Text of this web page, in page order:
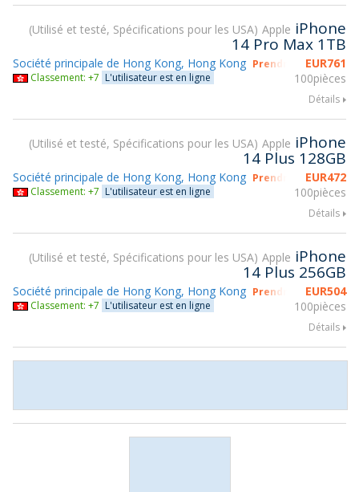
Utilisé et testé, Spécifications pour les USA Apple iPhone
14 Pro Max 1TB
EUR761
100pièces
Société principale de Hong Kong, Hong Kong Prendre part à gsmX
Classement: +7 L'utilisateur est en ligne
Détails
Utilisé et testé, Spécifications pour les USA Apple iPhone
14 Plus 128GB
EUR472
100pièces
Société principale de Hong Kong, Hong Kong Prendre part à gsmX
Classement: +7 L'utilisateur est en ligne
Détails
Utilisé et testé, Spécifications pour les USA Apple iPhone
14 Plus 256GB
EUR504
100pièces
Société principale de Hong Kong, Hong Kong Prendre part à gsmX
Classement: +7 L'utilisateur est en ligne
Détails